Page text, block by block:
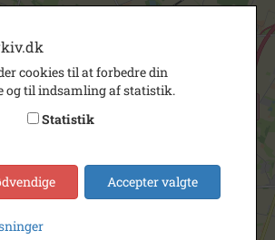
cookies til at forbedre din
og til indsamling af statistik.
Statistik
Accepter valgte